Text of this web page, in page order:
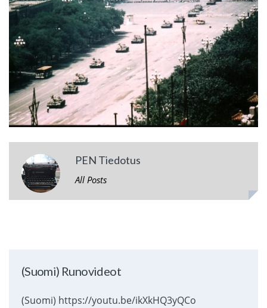
PEN Tiedotus
All Posts
(Suomi) Runovideot
(Suomi) https://youtu.be/ikXkHQ3yQCo